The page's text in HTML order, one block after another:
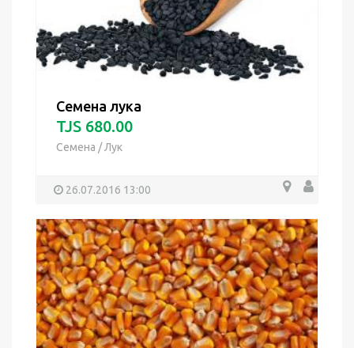
Семена лука
TJS 680.00
Семена /Лук
26.07.2016 13:00